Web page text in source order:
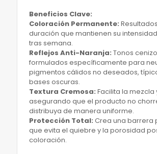
​Beneficios Clave:
​Coloración Permanente:
duración que mantienen su
tras semana.
​Reflejos Anti-Naranja: Tonos
formulados específicamente para
pigmentos cálidos no deseados,
bases oscuras.
​Textura Cremosa: Facilita la mezcla
asegurando que el producto no
distribuya de manera uniforme.
​Protección Total: Crea una barrera
que evita el quiebre y la porosidad
coloración.